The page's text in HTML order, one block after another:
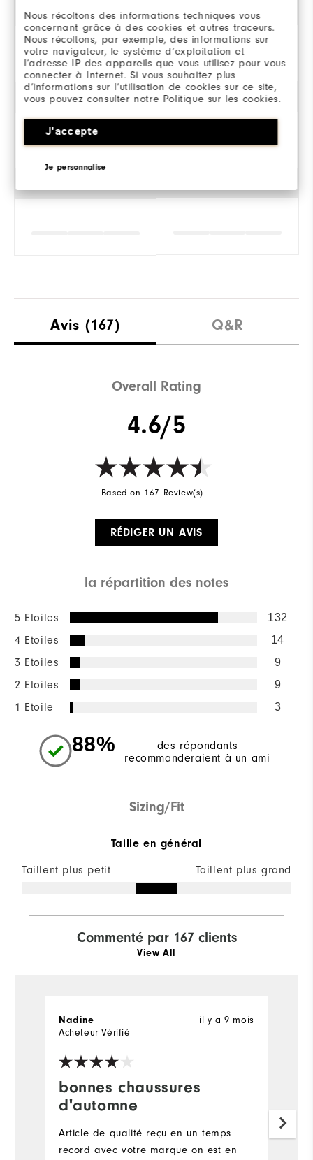
Nous récoltons des informations techniques vous
concernant grâce à des cookies et autres traceurs.
Nous récoltons, par exemple, des informations sur
votre navigateur, le système d’exploitation et
l’adresse IP des appareils que vous utilisez pour vous
connecter à Internet. Si vous souhaitez plus
d’informations sur l’utilisation de cookies sur ce site,
vous pouvez consulter notre Politique sur les cookies.
J'accepte
Je personnalise
Style
Classique
Stabilité
Avis (167) Q&R
Overall Rating
4.6/5
Based on 167 Review(s)
RÉDIGER UN AVIS
la répartition des notes
5 Etoiles 132
4 Etoiles 14
3 Etoiles 9
2 Etoiles 9
1 Etoile 3
88%
des répondants
recommanderaient à un ami
Sizing/Fit
Taille en général
Taillent plus petit Taillent plus grand
Commenté par 167 clients
View All
bonnes chaussures
d'automne
il y a 9 mois
Nadine
Acheteur Vérifié
Article de qualité reçu en un temps
record avec votre marque on est en